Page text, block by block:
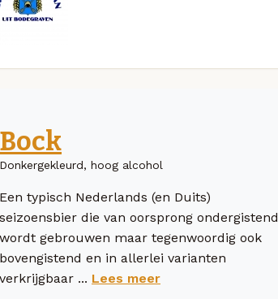
Bock
Donkergekleurd, hoog alcohol
Een typisch Nederlands (en Duits)
seizoensbier die van oorsprong ondergistend
wordt gebrouwen maar tegenwoordig ook
bovengistend en in allerlei varianten
verkrijgbaar ... Lees meer